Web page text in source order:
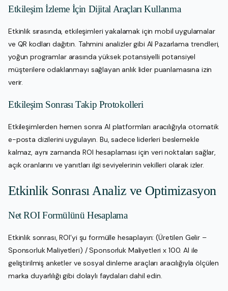
Etkileşim İzleme İçin Dijital Araçları Kullanma
Etkinlik sırasında, etkileşimleri yakalamak için mobil uygulamalar
ve QR kodları dağıtın. Tahmini analizler gibi AI Pazarlama trendleri,
yoğun programlar arasında yüksek potansiyelli potansiyel
müşterilere odaklanmayı sağlayan anlık lider puanlamasına izin
verir.
Etkileşim Sonrası Takip Protokolleri
Etkileşimlerden hemen sonra AI platformları aracılığıyla otomatik
e-posta dizilerini uygulayın. Bu, sadece liderleri beslemekle
kalmaz, aynı zamanda ROI hesaplaması için veri noktaları sağlar,
açık oranlarını ve yanıtları ilgi seviyelerinin vekilleri olarak izler.
Etkinlik Sonrası Analiz ve Optimizasyon
Net ROI Formülünü Hesaplama
Etkinlik sonrası, ROI’yi şu formülle hesaplayın: (Üretilen Gelir –
Sponsorluk Maliyetleri) / Sponsorluk Maliyetleri x 100. AI ile
geliştirilmiş anketler ve sosyal dinleme araçları aracılığıyla ölçülen
marka duyarlılığı gibi dolaylı faydaları dahil edin.